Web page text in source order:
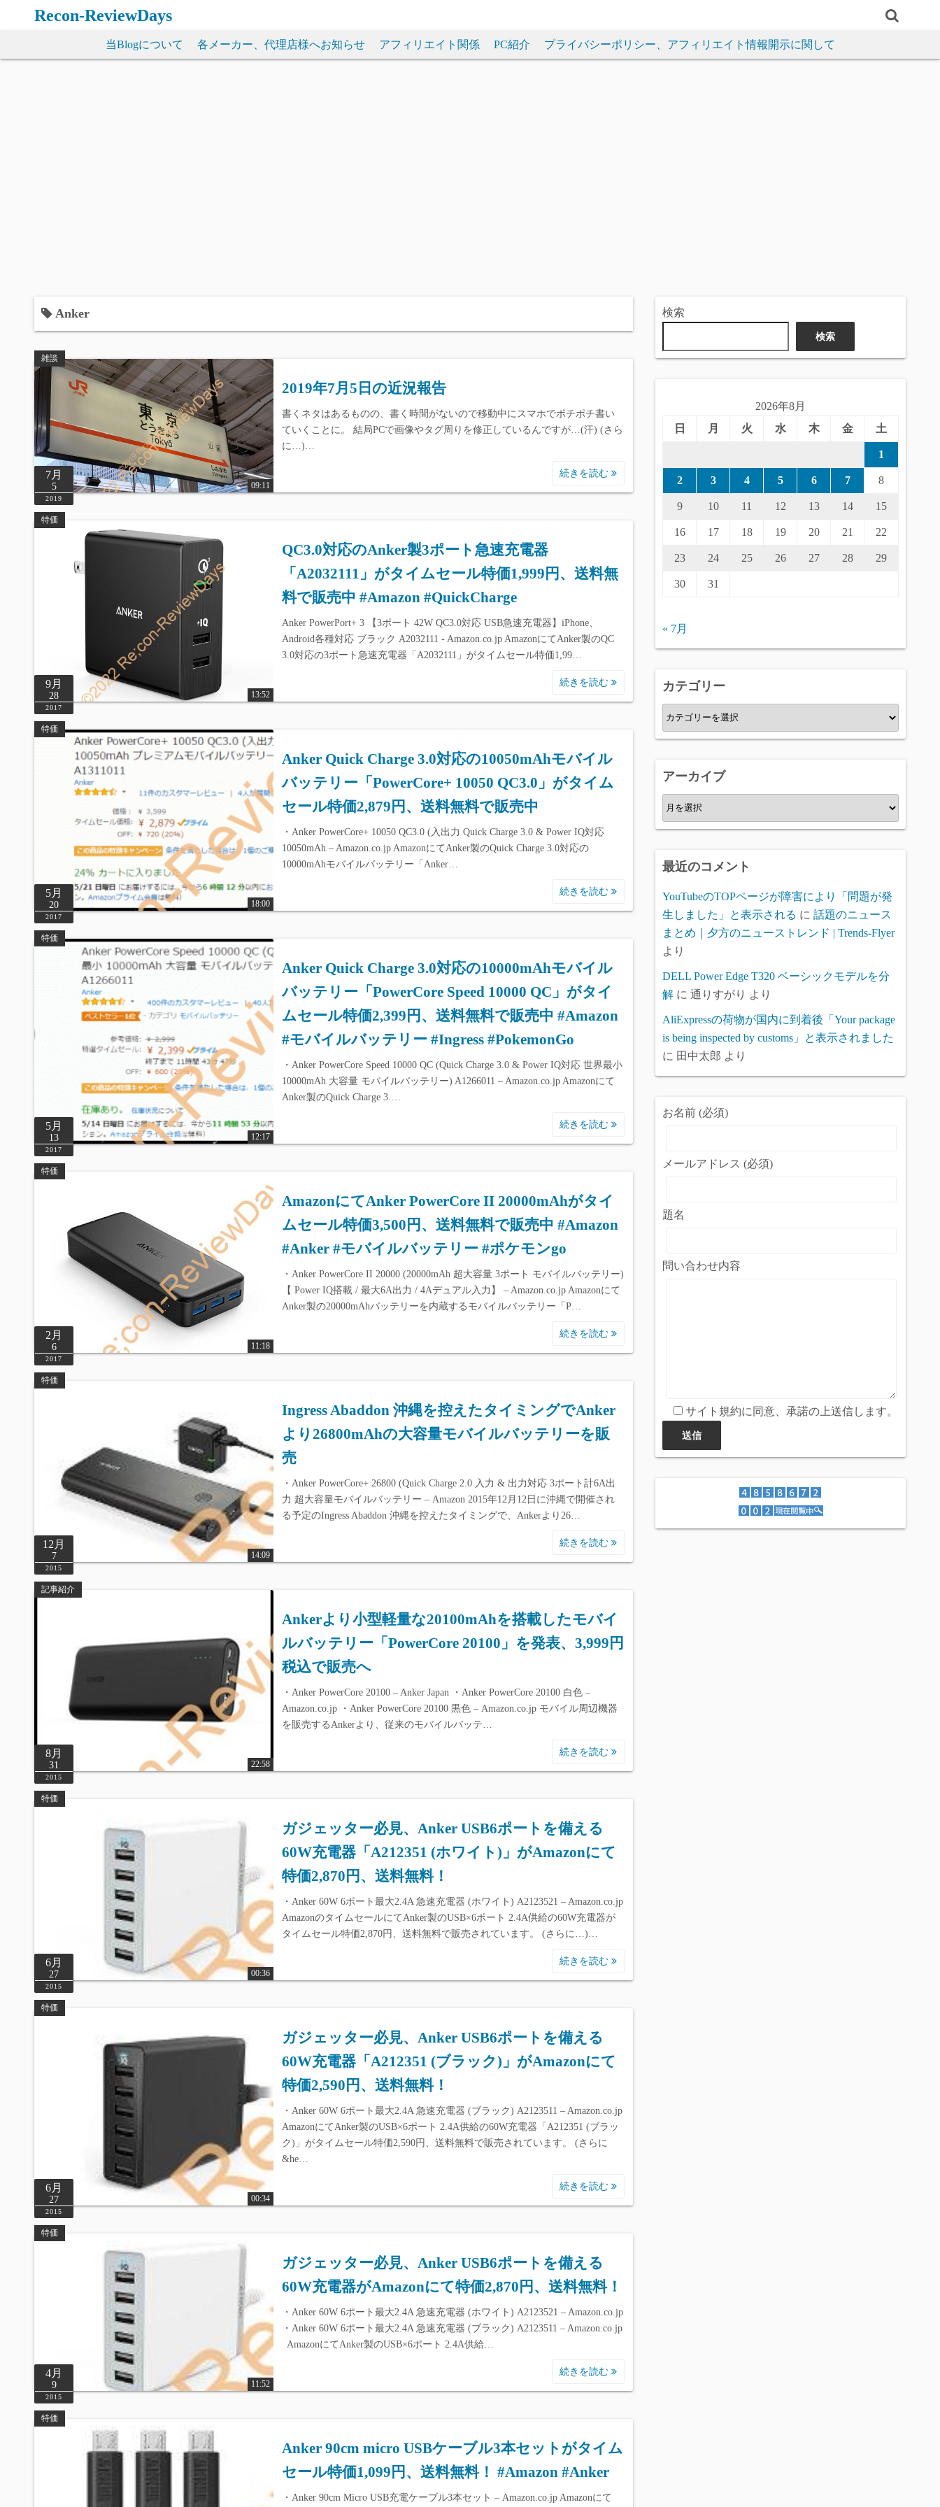
ン
Recon-ReviewDays
当Blogについて 各メーカー、代理店様へお知らせ アフィリエイト関係 PC紹介 プライバシーポリシー、アフィリエイト情報開示に関して
Anker
雑談
7月
5
2019
09:11
2019年7月5日の近況報告
書くネタはあるものの、書く時間がないので移動中にスマホでポチポチ書い
ていくことに。 結局PCで画像やタグ周りを修正しているんですが…(汗) (さら
に…)…
続きを読む
特価
9月
28
2017
13:52
QC3.0対応のAnker製3ポート急速充電器
「A2032111」がタイムセール特価1,999円、送料無
料で販売中 #Amazon #QuickCharge
Anker PowerPort+ 3 【3ポート 42W QC3.0対応 USB急速充電器】iPhone、
Android各種対応 ブラック A2032111 - Amazon.co.jp AmazonにてAnker製のQC
3.0対応の3ポート急速充電器「A2032111」がタイムセール特価1,99…
続きを読む
特価
5月
20
2017
18:00
Anker Quick Charge 3.0対応の10050mAhモバイル
バッテリー「PowerCore+ 10050 QC3.0」がタイム
セール特価2,879円、送料無料で販売中
・Anker PowerCore+ 10050 QC3.0 (入出力 Quick Charge 3.0 & Power IQ対応
10050mAh – Amazon.co.jp AmazonにてAnker製のQuick Charge 3.0対応の
10000mAhモバイルバッテリー「Anker…
続きを読む
特価
5月
13
2017
12:17
Anker Quick Charge 3.0対応の10000mAhモバイル
バッテリー「PowerCore Speed 10000 QC」がタイ
ムセール特価2,399円、送料無料で販売中 #Amazon
#モバイルバッテリー #Ingress #PokemonGo
・Anker PowerCore Speed 10000 QC (Quick Charge 3.0 & Power IQ対応 世界最小
10000mAh 大容量 モバイルバッテリー) A1266011 – Amazon.co.jp Amazonにて
Anker製のQuick Charge 3.…
続きを読む
特価
2月
6
2017
11:18
AmazonにてAnker PowerCore II 20000mAhがタイ
ムセール特価3,500円、送料無料で販売中 #Amazon
#Anker #モバイルバッテリー #ポケモンgo
・Anker PowerCore II 20000 (20000mAh 超大容量 3ポート モバイルバッテリー)
【 Power IQ搭載 / 最大6A出力 / 4Aデュアル入力】 – Amazon.co.jp Amazonにて
Anker製の20000mAhバッテリーを内蔵するモバイルバッテリー「P…
続きを読む
特価
12月
7
2015
14:09
Ingress Abaddon 沖縄を控えたタイミングでAnker
より26800mAhの大容量モバイルバッテリーを販
売
・Anker PowerCore+ 26800 (Quick Charge 2.0 入力 & 出力対応 3ポート計6A出
力 超大容量モバイルバッテリー – Amazon 2015年12月12日に沖縄で開催され
る予定のIngress Abaddon 沖縄を控えたタイミングで、Ankerより26…
続きを読む
記事紹介
8月
31
2015
22:58
Ankerより小型軽量な20100mAhを搭載したモバイ
ルバッテリー「PowerCore 20100」を発表、3,999円
税込で販売へ
・Anker PowerCore 20100 – Anker Japan ・Anker PowerCore 20100 白色 –
Amazon.co.jp ・Anker PowerCore 20100 黒色 – Amazon.co.jp モバイル周辺機器
を販売するAnkerより、従来のモバイルバッテ…
続きを読む
特価
6月
27
2015
00:36
ガジェッター必見、Anker USB6ポートを備える
60W充電器「A212351 (ホワイト)」がAmazonにて
特価2,870円、送料無料！
・Anker 60W 6ポート最大2.4A 急速充電器 (ホワイト) A2123521 – Amazon.co.jp
AmazonのタイムセールにてAnker製のUSB×6ポート 2.4A供給の60W充電器が
タイムセール特価2,870円、送料無料で販売されています。 (さらに…)…
続きを読む
特価
6月
27
2015
00:34
ガジェッター必見、Anker USB6ポートを備える
60W充電器「A212351 (ブラック)」がAmazonにて
特価2,590円、送料無料！
・Anker 60W 6ポート最大2.4A 急速充電器 (ブラック) A2123511 – Amazon.co.jp
AmazonにてAnker製のUSB×6ポート 2.4A供給の60W充電器「A212351 (ブラッ
ク)」がタイムセール特価2,590円、送料無料で販売されています。 (さらに
&he…
続きを読む
特価
4月
9
2015
11:52
ガジェッター必見、Anker USB6ポートを備える
60W充電器がAmazonにて特価2,870円、送料無料！
・Anker 60W 6ポート最大2.4A 急速充電器 (ホワイト) A2123521 – Amazon.co.jp
・Anker 60W 6ポート最大2.4A 急速充電器 (ブラック) A2123511 – Amazon.co.jp
AmazonにてAnker製のUSB×6ポート 2.4A供給…
続きを読む
特価
Anker 90cm micro USBケーブル3本セットがタイム
セール特価1,099円、送料無料！ #Amazon #Anker
・Anker 90cm Micro USB充電ケーブル3本セット – Amazon.co.jp Amazonにて
検索
検索
2026年8月
日
月 火 水 木 金 土
1
2 3 4 5 6 7 8
9 10 11 12 13 14 15
16 17 18 19 20 21 22
23 24 25 26 27 28 29
30 31
« 7月
カテゴリー
カ
テ
ー
アーカイブ
ア
ー
ブ
最近のコメント
YouTubeのTOPページが障害により「問題が発
生しました」と表示される に 話題のニュース
まとめ｜夕方のニューストレンド | Trends-Flyer
より
DELL Power Edge T320 ベーシックモデルを分
解 に 通りすがり より
AliExpressの荷物が国内に到着後「Your package
is being inspected by customs」と表示されました
に 田中太郎 より
お名前 (必須)
メールアドレス (必須)
題名
問い合わせ内容
サイト規約に同意、承諾の上送信します。